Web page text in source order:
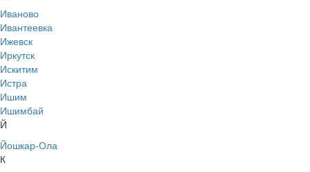
Иваново
Ивантеевка
Ижевск
Иркутск
Искитим
Истра
Ишим
Ишимбай
Й
Йошкар-Ола
К